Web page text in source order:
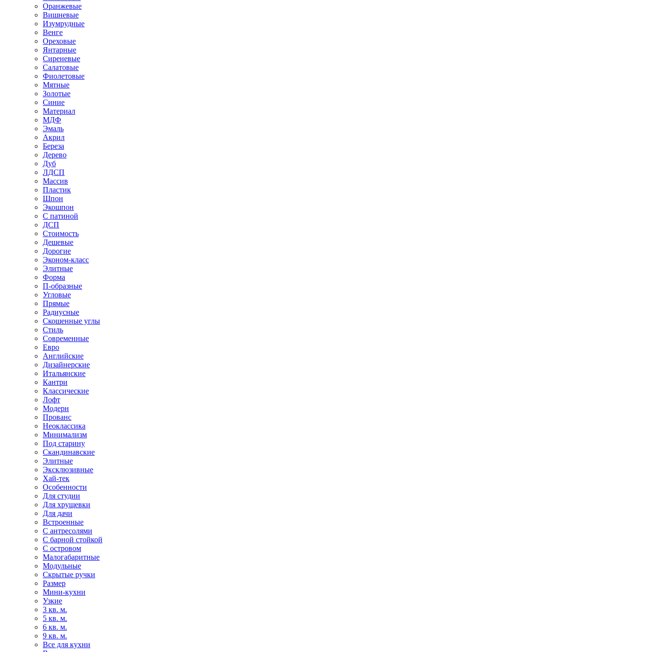
Оранжевые
Вишневые
Изумрудные
Венге
Ореховые
Янтарные
Сиреневые
Салатовые
Фиолетовые
Мятные
Золотые
Синие
Материал
МДФ
Эмаль
Акрил
Береза
Дерево
Дуб
ЛДСП
Массив
Пластик
Шпон
Экошпон
С патиной
ДСП
Стоимость
Дешевые
Дорогие
Эконом-класс
Элитные
Форма
П-образные
Угловые
Прямые
Радиусные
Скошенные углы
Стиль
Современные
Евро
Английские
Дизайнерские
Итальянские
Кантри
Классические
Лофт
Модерн
Прованс
Неоклассика
Минимализм
Под старину
Скандинавские
Элитные
Эксклюзивные
Хай-тек
Особенности
Для студии
Для хрущевки
Для дачи
Встроенные
С антресолями
С барной стойкой
С островом
Малогабаритные
Модульные
Скрытые ручки
Размер
Мини-кухни
Узкие
3 кв. м.
5 кв. м.
6 кв. м.
9 кв. м.
Все для кухни